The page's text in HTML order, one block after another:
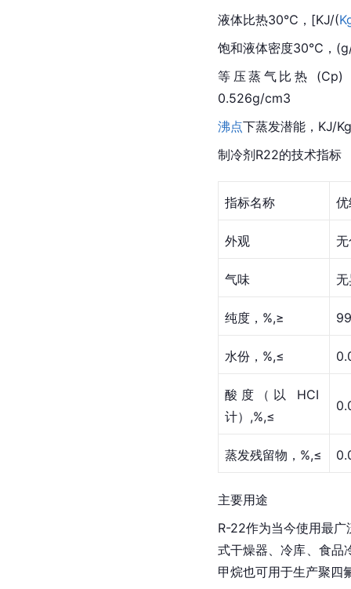
液体比热30℃，[KJ/(
饱和液体密度30℃，
等压蒸气比热 (Cp)
0.526g/cm3
沸点下蒸发潜能，KJ/
制冷剂R22的技术指标
指标名称
外观
气味
纯度，%,≥
水份，%,≤
酸度（以 HCI
计）,%,≤
蒸发残留物，%,≤
主要用途
R-22作为当今使用最广
式干燥器、冷库、食品
甲烷也可用于生产聚四